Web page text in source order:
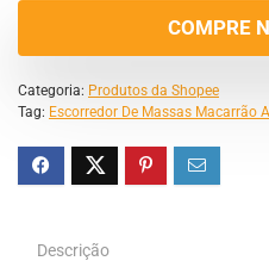
COMPRE
Categoria: Produtos da Shopee
Tag: Escorredor De Massas Macarrão
Descrição